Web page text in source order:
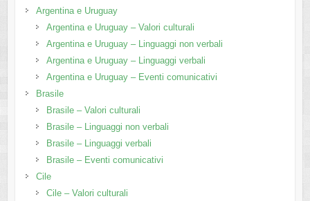
Argentina e Uruguay
Argentina e Uruguay – Valori culturali
Argentina e Uruguay – Linguaggi non verbali
Argentina e Uruguay – Linguaggi verbali
Argentina e Uruguay – Eventi comunicativi
Brasile
Brasile – Valori culturali
Brasile – Linguaggi non verbali
Brasile – Linguaggi verbali
Brasile – Eventi comunicativi
Cile
Cile – Valori culturali